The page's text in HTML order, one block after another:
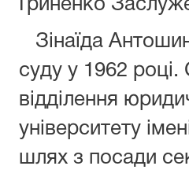
Гриненко
Зінаїда
суду у 1962
відділення
університету
шлях з посади